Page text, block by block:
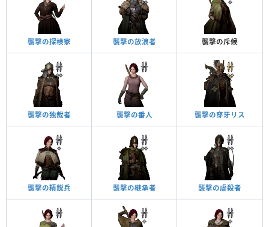
襲撃の探検家 襲撃の放浪者 襲撃の斥候
襲撃の独裁者 襲撃の番人 襲撃の穿牙リス
襲撃の精鋭兵 襲撃の継承者 襲撃の虐殺者